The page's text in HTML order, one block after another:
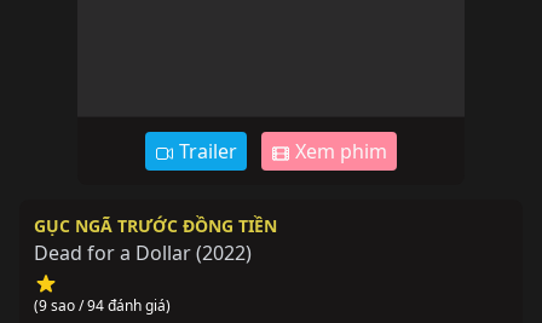
Trailer Xem phim
GỤC NGÃ TRƯỚC ĐỒNG TIỀN
Dead for a Dollar(2022)
(9 sao / 94 đánh giá)